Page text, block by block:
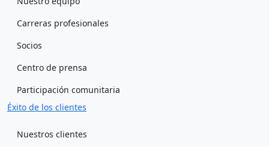
Carreras profesionales
Socios
Centro de prensa
Participación comunitaria
Éxito de los clientes
Nuestros clientes